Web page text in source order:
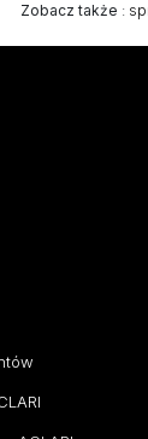
Zobacz także :